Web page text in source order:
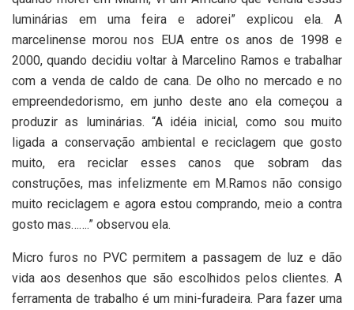
luminárias em uma feira e adorei” explicou ela. A
marcelinense morou nos EUA entre os anos de 1998 e
2000, quando decidiu voltar à Marcelino Ramos e trabalhar
com a venda de caldo de cana. De olho no mercado e no
empreendedorismo, em junho deste ano ela começou a
produzir as luminárias. “A idéia inicial, como sou muito
ligada a conservação ambiental e reciclagem que gosto
muito, era reciclar esses canos que sobram das
construções, mas infelizmente em M.Ramos não consigo
muito reciclagem e agora estou comprando, meio a contra
gosto mas…….” observou ela.
Micro furos no PVC permitem a passagem de luz e dão
vida aos desenhos que são escolhidos pelos clientes. A
ferramenta de trabalho é um mini-furadeira. Para fazer uma